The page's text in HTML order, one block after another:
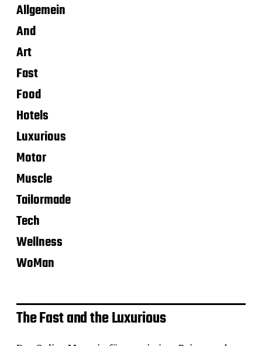
Allgemein
And
Art
Fast
Food
Hotels
Luxurious
Motor
Muscle
Tailormade
Tech
Wellness
WoMan
The Fast and the Luxurious